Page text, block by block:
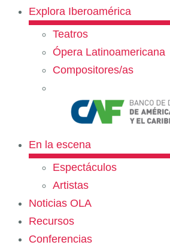
Explora Iberoamérica
Teatros
Ópera Latinoamericana
Compositores/as
En la escena
Espectáculos
Artistas
Noticias OLA
Recursos
Conferencias